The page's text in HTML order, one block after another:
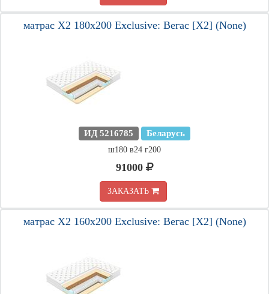
матрас X2 180х200 Exclusive: Вегас [X2] (None)
ИД 5216785 Беларусь
ш180 в24 г200
91000
ЗАКАЗАТЬ
матрас X2 160х200 Exclusive: Вегас [X2] (None)